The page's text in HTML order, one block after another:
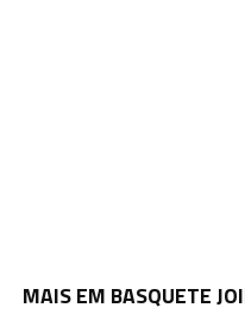
MAIS EM BASQUETE